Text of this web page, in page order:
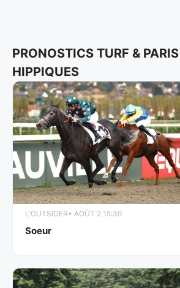
PRONOSTICS TURF & PARIS
HIPPIQUES
L’OUTSIDER• AOÛT 2 15:30
Soeur